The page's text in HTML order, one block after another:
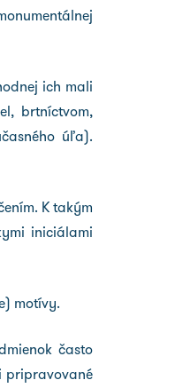
ich mali
brtníctvom,
úľa).
K takým
iniciálami
motívy.
často
pripravované